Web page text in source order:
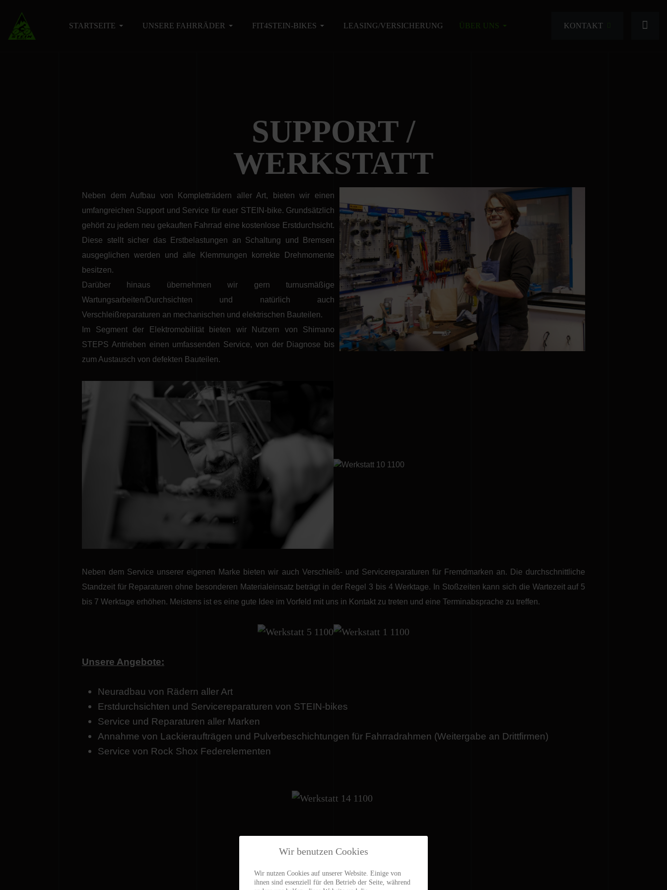
STARTSEITE UNSERE FAHRRÄDER FIT4STEIN-BIKES LEASING/VERSICHERUNG ÜBER UNS KONTAKT
SUPPORT /
WERKSTATT
Neben dem Aufbau von Kompletträdern aller Art, bieten wir einen
umfangreichen Support und Service für euer STEIN-bike. Grundsätzlich
gehört zu jedem neu gekauften Fahrrad eine kostenlose Erstdurchsicht.
Diese stellt sicher das Erstbelastungen an Schaltung und Bremsen
ausgeglichen werden und alle Klemmungen korrekte Drehmomente
besitzen.
Darüber hinaus übernehmen wir gern turnusmäßige
Wartungsarbeiten/Durchsichten und natürlich auch
Verschleißreparaturen an mechanischen und elektrischen Bauteilen.
Im Segment der Elektromobilität bieten wir Nutzern von Shimano
STEPS Antrieben einen umfassenden Service, von der Diagnose bis
zum Austausch von defekten Bauteilen.
Neben dem Service unserer eigenen Marke bieten wir auch Verschleiß- und Servicereparaturen für Fremdmarken an. Die durchschnittliche
Standzeit für Reparaturen ohne besonderen Materialeinsatz beträgt in der Regel 3 bis 4 Werktage. In Stoßzeiten kann sich die Wartezeit auf 5
bis 7 Werktage erhöhen. Meistens ist es eine gute Idee im Vorfeld mit uns in Kontakt zu treten und eine Terminabsprache zu treffen.
Unsere Angebote:
Neuradbau von Rädern aller Art
Erstdurchsichten und Servicereparaturen von STEIN-bikes
Service und Reparaturen aller Marken
Annahme von Lackieraufträgen und Pulverbeschichtungen für Fahrradrahmen (Weitergabe an Drittfirmen)
Service von Rock Shox Federelementen
Wir benutzen Cookies
Wir nutzen Cookies auf unserer Website. Einige von
ihnen sind essenziell für den Betrieb der Seite, während